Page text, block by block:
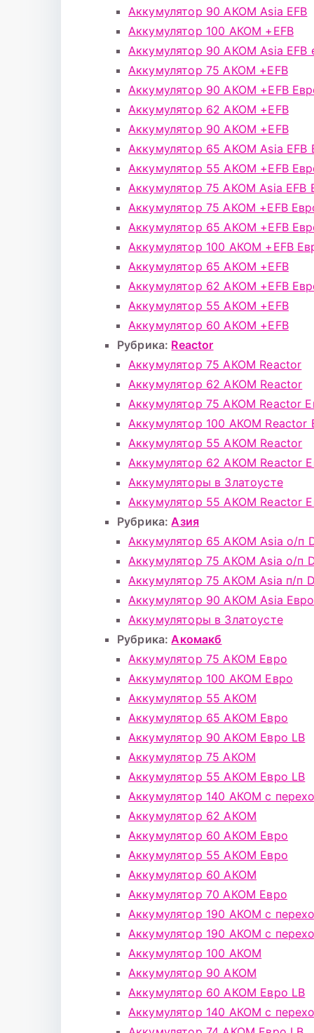
Аккумулятор 90 АКОМ Asia EFB
Аккумулятор 100 АКОМ +EFB
Аккумулятор 90 АКОМ Asia EFB
Аккумулятор 75 АКОМ +EFB
Аккумулятор 90 АКОМ +EFB
Аккумулятор 62 АКОМ +EFB
Аккумулятор 90 АКОМ +EFB
Аккумулятор 65 АКОМ Asia EFB
Аккумулятор 55 АКОМ +EFB
Аккумулятор 75 АКОМ Asia EFB
Аккумулятор 75 АКОМ +EFB
Аккумулятор 65 АКОМ +EFB
Аккумулятор 100 АКОМ +EFB
Аккумулятор 65 АКОМ +EFB
Аккумулятор 62 АКОМ +EFB
Аккумулятор 55 АКОМ +EFB
Аккумулятор 60 АКОМ +EFB
Рубрика: Reactor
Аккумулятор 75 АКОМ Reactor
Аккумулятор 62 АКОМ Reactor
Аккумулятор 75 АКОМ Reactor
Аккумулятор 100 АКОМ Reactor
Аккумулятор 55 АКОМ Reactor
Аккумулятор 62 АКОМ Reactor
Аккумуляторы в Златоусте
Аккумулятор 55 АКОМ Reactor
Рубрика:Азия
Аккумулятор 65 АКОМ Asia о/п
Аккумулятор 75 АКОМ Asia о/п
Аккумулятор 75 АКОМ Asia п/п
Аккумулятор 90 АКОМ Asia Евро
Аккумуляторы в Златоусте
Рубрика:Акомакб
Аккумулятор 75 АКОМ Евро
Аккумулятор 100 АКОМ Евро
Аккумулятор 55 АКОМ
Аккумулятор 65 АКОМ Евро
Аккумулятор 90 АКОМ Евро LB
Аккумулятор 75 АКОМ
Аккумулятор 55 АКОМ Евро LB
Аккумулятор 140 АКОМ с
Аккумулятор 62 АКОМ
Аккумулятор 60 АКОМ Евро
Аккумулятор 55 АКОМ Евро
Аккумулятор 60 АКОМ
Аккумулятор 70 АКОМ Евро
Аккумулятор 190 АКОМ с
Аккумулятор 190 АКОМ с
Аккумулятор 100 АКОМ
Аккумулятор 90 АКОМ
Аккумулятор 60 АКОМ Евро LB
Аккумулятор 140 АКОМ с